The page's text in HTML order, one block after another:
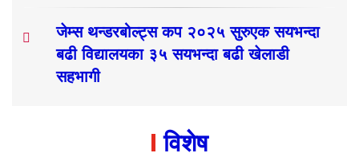
जेम्स थन्डरबोल्ट्स कप २०२५ सुरुएक सयभन्दा
बढी विद्यालयका ३५ सयभन्दा बढी खेलाडी
सहभागी
विशेष